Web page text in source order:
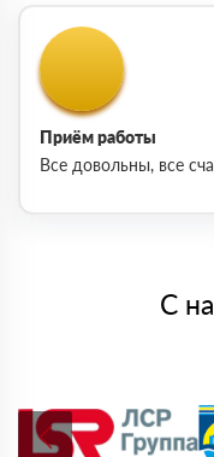
Приём работы
Все довольны, все
С